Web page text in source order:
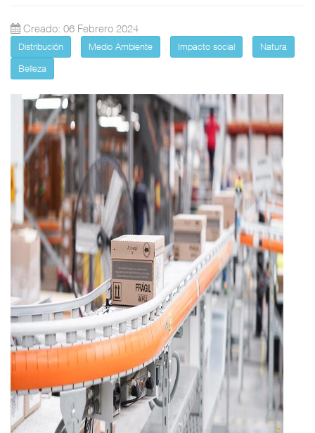
Creado: 06 Febrero 2024
Distribución Medio Ambiente Impacto social
Natura
Belleza